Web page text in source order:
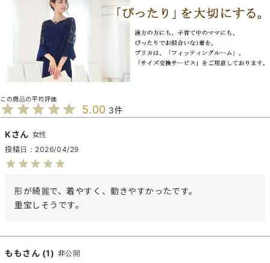
5.00 3
K
女性
投稿日
2026/04/29
形が綺麗で、着やすく、動きやすかったです。
重宝しそうです。
もも 1
非公開